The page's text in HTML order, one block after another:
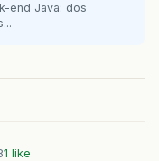
end Java: dos
1 like